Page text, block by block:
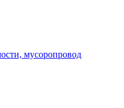
мусоропровод